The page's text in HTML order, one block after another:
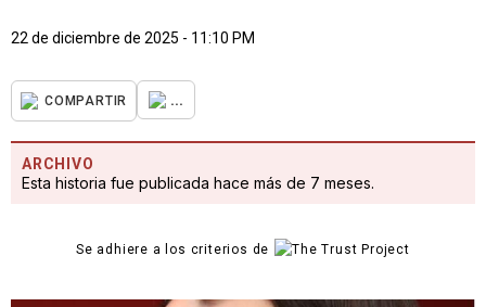
22 de diciembre de 2025 - 11:10 PM
COMPARTIR ...
ARCHIVO
Esta historia fue publicada hace más de 7 meses.
Se adhiere a los criterios de